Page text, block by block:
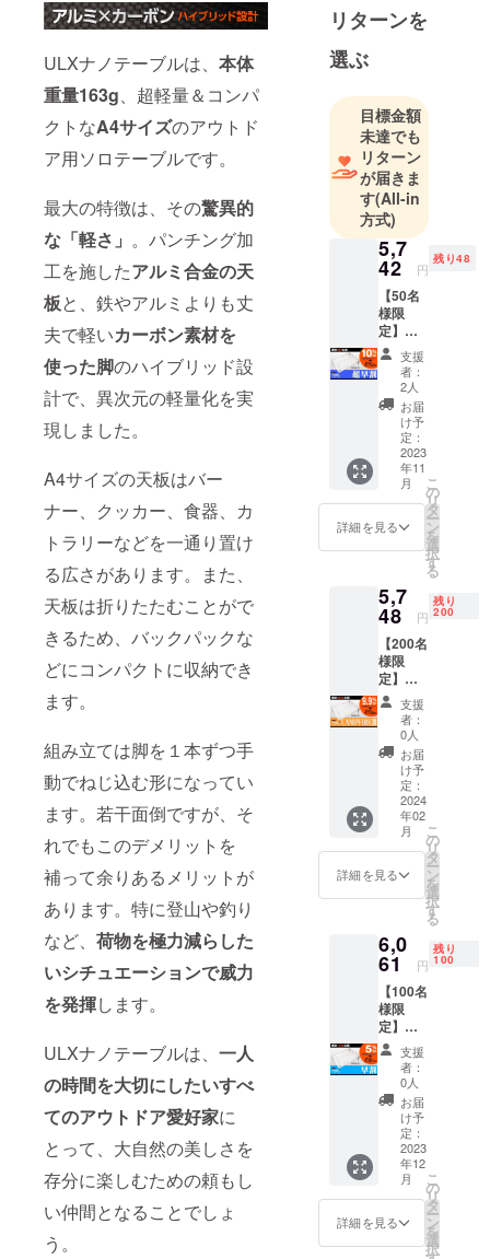
ULXナノテーブルは、 本体
重量163g、超軽量＆コンパ
クトなA4サイズのアウトド
ア用ソロテーブルです。
最大の特徴は、その驚異的
な「軽さ」 。パンチング加
工を施したアルミ合金の天
板と、鉄やアルミよりも丈
夫で軽いカーボン素材を
使った脚のハイブリッド設
計で、異次元の軽量化を実
現しました。
A4サイズの天板はバー
ナー、クッカー、食器、カ
トラリーなどを一通り置け
る広さがあります。また、
天板は折りたたむことがで
きるため、バックパックな
どにコンパクトに収納でき
ます。
組み立ては脚を１本ずつ手
動でねじ込む形になってい
ます。若干面倒ですが、そ
れでもこのデメリットを
補って余りあるメリットが
あります。特に登山や釣り
など、 荷物を極力減らした
いシチュエーションで威力
を発揮します。
ULXナノテーブルは、 一人
の時間を大切にしたいすべ
てのアウトドア愛好家に
とって、大自然の美しさを
存分に楽しむための頼もし
い仲間となることでしょ
う。
の伝統文化
をテーマに
した日子丸
る）という
２つの新し
いブランド
のプロダク
トデザイン
を手がけて
います。デ
ザインと
は、ただモ
ノを作るだ
けではな
く、そのモ
ノに心と魂
を吹き込む
魔法みたい
なものと考
す。だから
の想いを大
切にしなが
ら、独創的
なアイデア
でデザイン
をしていま
す。ぜひ、
私たちのア
イテムを手
にとってみ
てくださ
い。楽しい
発見がある
かもしれま
リターンを
選ぶ
目標金額
未達でも
リターン
が届きま
す(All-in
方式)
5,7
42 円
残り48
【50名
様限
定】超
早割
5,742
円 (税
込,送料
販売予
定価
格：
6,380円
が
【10%
OFF】
638円割
5,742円
で支援
可能で
す。 ※
消費税
込み ※
送料は
全国一
律無料
※ 割引
率は販
売予定
価格に
送料を
含む合
計金額
に対す
文状
況、使
用部材
の供給
状況、
製造工
程上の
都合等
により
出荷時
期が遅
れる場
合があ
りま
す。
支援
者：
2人
お届
け予
定：
2023
年11
月
詳細を見る
こ
の
リ
タ
ー
ン
を
選
択
す
る
5,7
48 円
残り
200
【200名
様限
定】
CAMPF
IRE割
5,748
円 (税
込,送料
販売予
定価
格：
6,380円
が
【9.9%
OFF】
632円割
引の
5,748円
で支援
可能で
す。 ※
消費税
込み ※
送料は
全国一
律無料
※ 割引
率は販
売予定
価格に
送料を
含む合
計金額
支援
者：
0人
お届
け予
定：
2024
年02
月
詳細を見る
こ
の
リ
タ
ー
ン
を
選
択
す
る
6,0
61 円
残り
100
【100名
様限
定】早
割
6,061
円 (税
込,送料
販売予
定価
格：
6,380円
が
【5%O
FF】
319円割
支援
者：
0人
お届
け予
定：
2023
年12
月
詳細を見る
こ
の
リ
タ
ー
ン
を
選
択